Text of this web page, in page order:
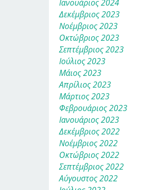
Ιανουάριος 2024
Δεκέμβριος 2023
Νοέμβριος 2023
Οκτώβριος 2023
Σεπτέμβριος 2023
Ιούλιος 2023
Μάιος 2023
Απρίλιος 2023
Μάρτιος 2023
Φεβρουάριος 2023
Ιανουάριος 2023
Δεκέμβριος 2022
Νοέμβριος 2022
Οκτώβριος 2022
Σεπτέμβριος 2022
Αύγουστος 2022